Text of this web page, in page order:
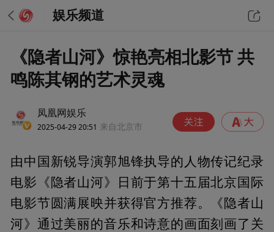
娱乐频道
《隐者山河》惊艳亮相北影节 共
鸣陈其钢的艺术灵魂
凤凰网娱乐
2025-04-29 20:51 来自北京市
由中国新锐导演郭旭锋执导的人物传记纪录
电影《隐者山河》日前于第十五届北京国际
电影节圆满展映并获得官方推荐。《隐者山
河》通过美丽的音乐和诗意的画面刻画了关